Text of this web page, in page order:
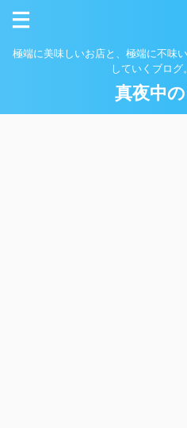
極端に美味しいお店と、極端に不味
していくブログ
真夜中